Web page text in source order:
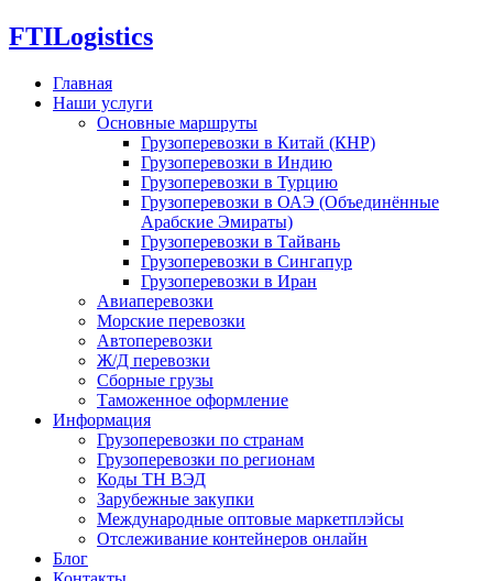
FTILogistics
Главная
Наши услуги
Основные маршруты
Грузоперевозки в Китай (КНР)
Грузоперевозки в Индию
Грузоперевозки в Турцию
Грузоперевозки в ОАЭ (Объединённые
Арабские Эмираты)
Грузоперевозки в Тайвань
Грузоперевозки в Сингапур
Грузоперевозки в Иран
Авиаперевозки
Морские перевозки
Автоперевозки
Ж/Д перевозки
Сборные грузы
Таможенное оформление
Информация
Грузоперевозки по странам
Грузоперевозки по регионам
Коды ТН ВЭД
Зарубежные закупки
Международные оптовые маркетплэйсы
Отслеживание контейнеров онлайн
Блог